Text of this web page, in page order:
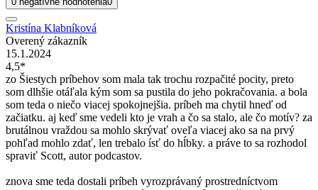
Kristína Klabníková
Overený zákazník
15.1.2024
4,5*
zo Šiestych príbehov som mala tak trochu rozpačité pocity, preto
som dlhšie otáľala kým som sa pustila do jeho pokračovania. a bola
som teda o niečo viacej spokojnejšia. príbeh ma chytil hneď od
začiatku. aj keď sme vedeli kto je vrah a čo sa stalo, ale čo motív? za
brutálnou vraždou sa mohlo skrývať oveľa viacej ako sa na prvý
pohľad mohlo zdať, len trebalo ísť do hĺbky. a práve to sa rozhodol
spraviť Scott, autor podcastov.
znova sme teda dostali príbeh vyrozprávaný prostredníctvom